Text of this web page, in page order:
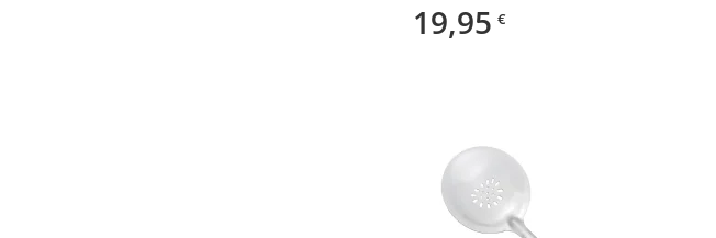
19,95 €